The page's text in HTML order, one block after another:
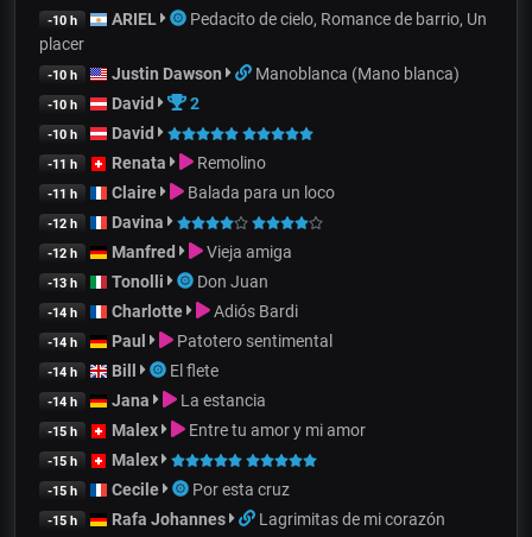
-10 h ARIEL
Pedacito de cielo, Romance de barrio, Un
placer
-10 h Justin Dawson Manoblanca (Mano blanca)
-10 h David 2
-10 h David
-11 h Renata Remolino
-11 h Claire Balada para un loco
-12 h Davina
-12 h Manfred Vieja amiga
-13 h Tonolli Don Juan
-14 h Charlotte Adiós Bardi
-14 h Paul Patotero sentimental
-14 h Bill El flete
-14 h Jana La estancia
-15 h Malex Entre tu amor y mi amor
-15 h Malex
-15 h Cecile Por esta cruz
-15 h Rafa Johannes Lagrimitas de mi corazón